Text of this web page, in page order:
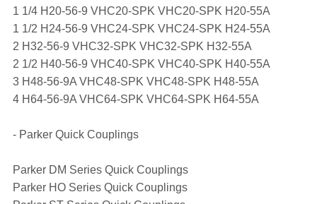
1 1/4 H20-56-9 VHC20-SPK VHC20-SPK H20-55A
1 1/2 H24-56-9 VHC24-SPK VHC24-SPK H24-55A
2 H32-56-9 VHC32-SPK VHC32-SPK H32-55A
2 1/2 H40-56-9 VHC40-SPK VHC40-SPK H40-55A
3 H48-56-9A VHC48-SPK VHC48-SPK H48-55A
4 H64-56-9A VHC64-SPK VHC64-SPK H64-55A
- Parker Quick Couplings
Parker DM Series Quick Couplings
Parker HO Series Quick Couplings